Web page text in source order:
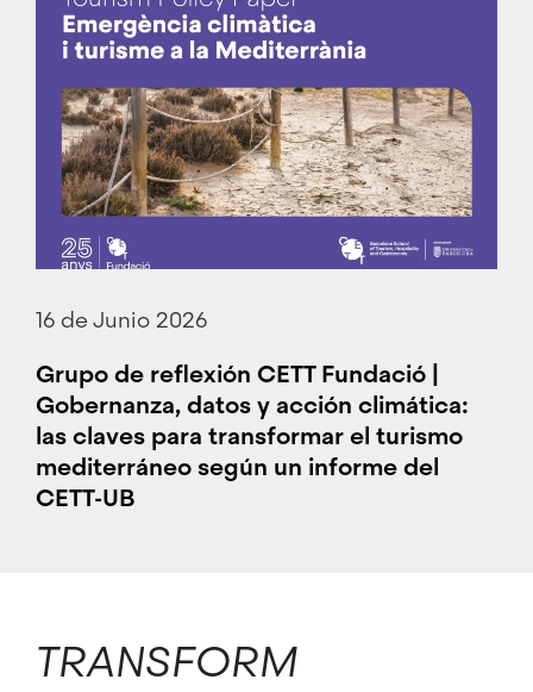
16 de Junio 2026
Grupo de reflexión CETT Fundació |
Gobernanza, datos y acción climática:
las claves para transformar el turismo
mediterráneo según un informe del
CETT-UB
TRANSFORM